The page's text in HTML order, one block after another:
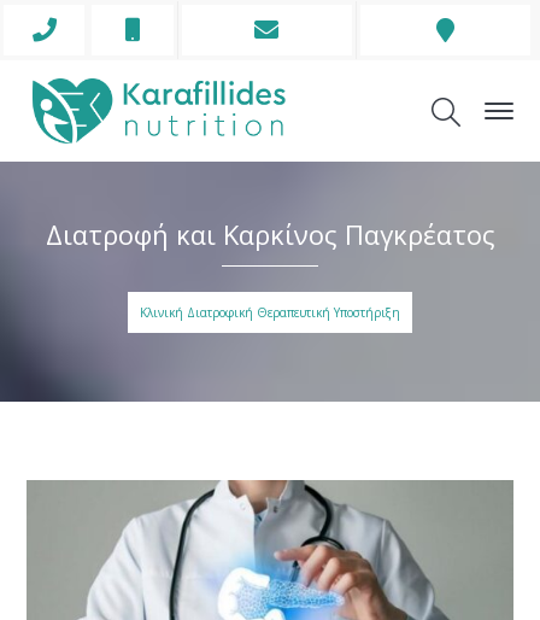
Phone
Envelope
Address
Διατροφή και Καρκίνος Παγκρέατος
Κλινική Διατροφική Θεραπευτική Υποστήριξη